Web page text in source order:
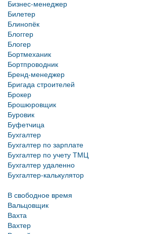
Бизнес-менеджер
Билетер
Блинопёк
Блоггер
Блогер
Бортмеханик
Бортпроводник
Бренд-менеджер
Бригада строителей
Брокер
Брошюровщик
Буровик
Буфетчица
Бухгалтер
Бухгалтер по зарплате
Бухгалтер по учету ТМЦ
Бухгалтер удаленно
Бухгалтер-калькулятор
В свободное время
Вальцовщик
Вахта
Вахтер